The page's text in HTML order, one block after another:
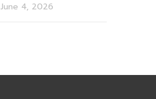
June 4, 2026